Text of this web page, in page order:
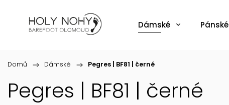
Dámské Pánské
Domů / Dámské / Pegres | BF81 | černé
Pegres | BF81 | černé